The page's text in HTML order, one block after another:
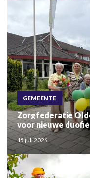
GEMEENTE
Zorgfederatie
voor nieuwe
15 juli 2026